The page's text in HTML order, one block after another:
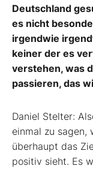
Deutschland
es nicht
irgendwie
keiner der es
verstehen, was
passieren, das
Daniel Stelter:
einmal zu sagen,
überhaupt das
positiv sieht. Es